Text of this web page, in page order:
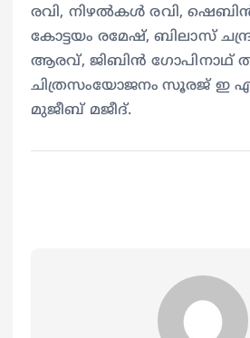
രവി, നിഴൽകൾ രവി,
കോട്ടയം രമേഷ്, ബിലാസ്
ആരവ്, ജിബിൻ ഗോപിനാഥ്‌
ചിത്രസംയോജനം സൂരജ് ഇ
മുജീബ് മജീദ്.